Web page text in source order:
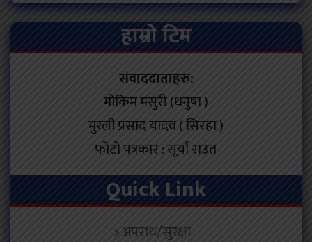
हाम्रो टिम
संवाददाताहरु:
मोकिम मंसुरी (धनुषा )
मुरली प्रसाद यादव ( सिरहा )
फोटो पत्रकार : सूर्या राउत
Quick Link
अपराध/सुरक्षा